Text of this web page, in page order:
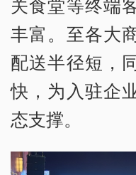
丰富。至各大
配送半径短，
快，为入驻企
态支撑。